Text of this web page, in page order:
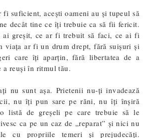
fi suficient, acești oameni au și tupeul să
decât tine ce îți trebuie ca să fii fericit.
ai greșit, ce ar fi trebuit să faci, ce ai fi
viața ar fi un drum drept, fără suișuri și
care îți aparțin, fără libertatea de a
a reuși în ritmul tău.
nu sunt așa. Prietenii nu-ți invadează
nu îți pun sare pe răni, nu îți înșiră
listă de greșeli pe care trebuie să le
ca pe un caz de „reparat” și nici nu
cu propriile temeri și prejudecăți.